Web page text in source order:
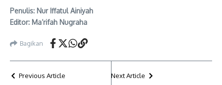
Penulis: Nur Iffatul Ainiyah
Editor: Ma’rifah Nugraha
Bagikan
Previous Article Next Article